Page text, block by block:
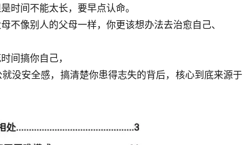
时间不能太长，要早点认命。
不像别人的父母一样，你更该想办法去治愈自己、
间搞你自己，
没安全感，搞清楚你患得志失的背后，核心到底来源于